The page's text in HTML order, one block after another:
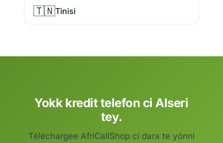
🇹🇳Tinisi
Yokk kredit telefon ci Alseri
tey.
Téléchargee AfriCallShop ci dara te yónni